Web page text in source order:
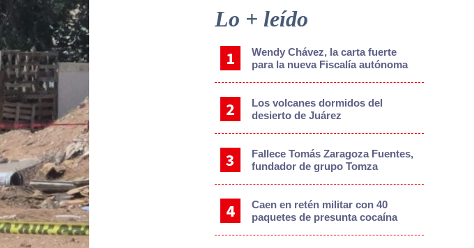
Sidebar
Lo + leído
Wendy Chávez, la carta fuerte
para la nueva Fiscalía autónoma
Los volcanes dormidos del
desierto de Juárez
Fallece Tomás Zaragoza Fuentes,
fundador de grupo Tomza
Caen en retén militar con 40
paquetes de presunta cocaína